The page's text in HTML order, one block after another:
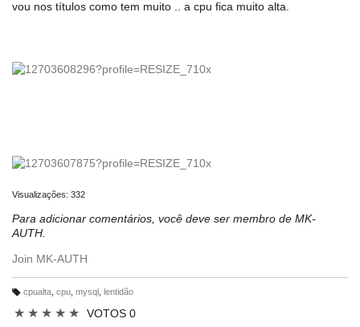
vou nos títulos como tem muito .. a cpu fica muito alta.
Visualizações: 332
Para adicionar comentários, você deve ser membro de MK-
AUTH.
Join MK-AUTH
ar
c
cpualta, cpu, mysql lentidão
★ ★ ★ ★ ★ VOTOS 0